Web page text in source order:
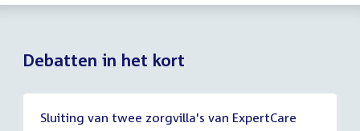
Debatten in het kort
Sluiting van twee zorgvilla's van ExpertCare